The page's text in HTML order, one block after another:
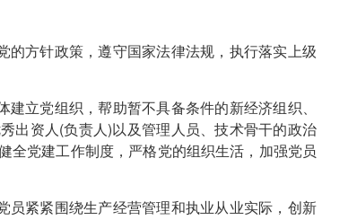
方针政策，遵守国家法律法规，执行落实上级
立党组织，帮助暂不具备条件的新经济组织、
出资人(负责人)以及管理人员、技术骨干的政治
全党建工作制度，严格党的组织生活，加强党员
紧紧围绕生产经营管理和执业从业实际，创新